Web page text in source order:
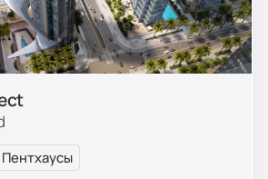
Пентхаусы